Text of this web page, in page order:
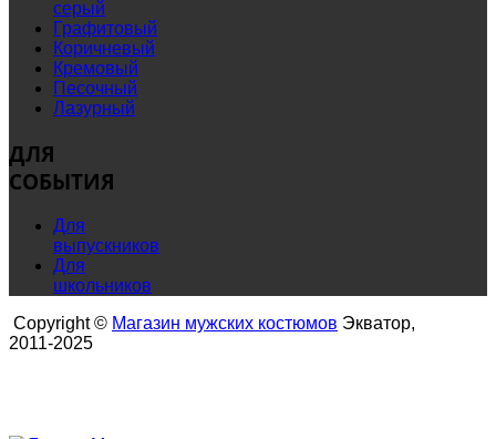
серый
Графитовый
Коричневый
Кремовый
Песочный
Лазурный
ДЛЯ
СОБЫТИЯ
Для
выпускников
Для
школьников
Copyright © Магазин мужских костюмов Экватор,
2011-2025